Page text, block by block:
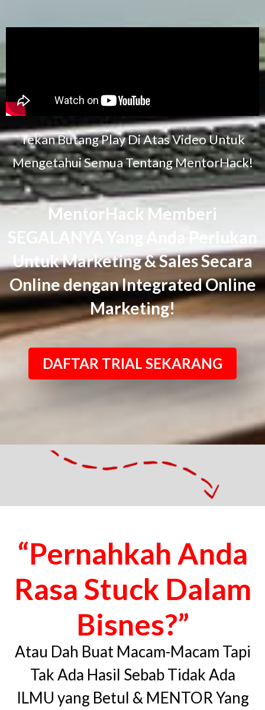
Tekan Butang Play Di Atas Video Untuk
Mengetahui Semua Tentang MentorHack!
MentorHack Memberi
SEGALANYA Yang Anda Perlukan
Untuk Marketing & Sales Secara
Online dengan Integrated Online
Marketing!
DAFTAR TRIAL SEKARANG
“Pernahkah Anda
Rasa Stuck Dalam
Bisnes?”
Atau Dah Buat Macam-Macam Tapi
Tak Ada Hasil Sebab Tidak Ada
ILMU yang Betul & MENTOR Yang